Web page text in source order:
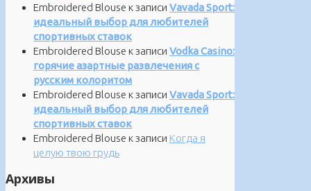
Embroidered Blouse к записи Vavada Sport:
идеальный выбор для любителей
спортивных ставок
Embroidered Blouse к записи Vodka Casino:
горячие азартные развлечения с
русским колоритом
Embroidered Blouse к записи Vavada Sport:
идеальный выбор для любителей
спортивных ставок
Embroidered Blouse к записи Когда я
целую твою грудь
Архивы